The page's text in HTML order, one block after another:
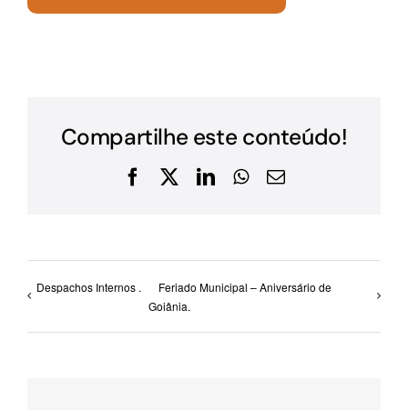
Compartilhe este conteúdo!
Facebook
X LinkedInWhatsApp
E-
Despachos Internos .
Feriado Municipal – Aniversário de
Goiânia.